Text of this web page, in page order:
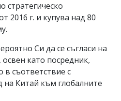
стратегическо
2016 г. и купува над 80
Си да се съгласи на
освен като посредник,
в съответствие с
Китай към глобалните